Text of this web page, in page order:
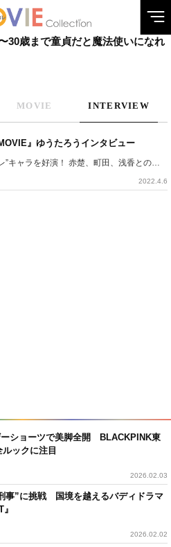
30歳まで童貞だと魔法使いになれ
MOVIE INTERVIEW
』ゆうたろうインタビュー
“かわいいけどツンデレ”キャラを好演！ 赤楚、町田、浅香との撮影秘話も！
2022.4.6
ーショーツで美脚全開 BLACKPINK東
ックに注目
2026.02.03
事”に挑戦 国境を越えるバディドラマ
2026.02.02